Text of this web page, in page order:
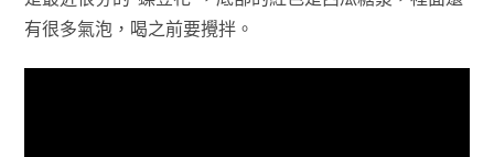
有很多氣泡，喝之前要攪拌。